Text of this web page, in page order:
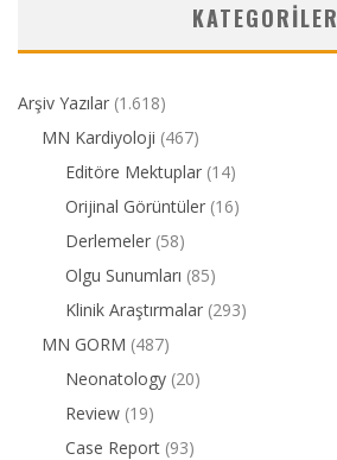
KATEGORILER
Arşiv Yazılar (1.618)
MN Kardiyoloji (467)
Editöre Mektuplar (14)
Orijinal Görüntüler (16)
Derlemeler (58)
Olgu Sunumları (85)
Klinik Araştırmalar (293)
MN GORM (487)
Neonatology (20)
Review (19)
Case Report (93)